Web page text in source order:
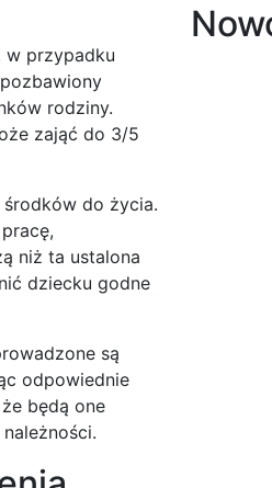
w przypadku
rodziny.
zająć do 3/5
do życia.
niż ta ustalona
dziecku godne
są
odpowiednie
będą one